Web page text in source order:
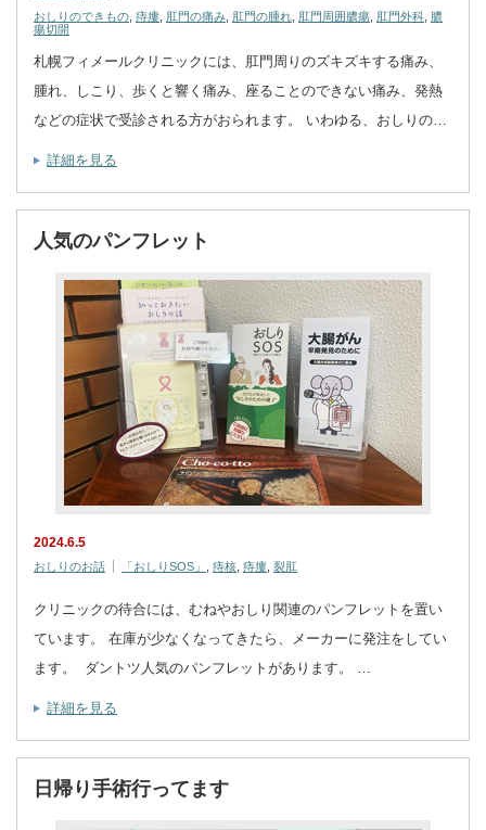
おしりのできもの 痔瘻 肛門の痛み 肛門の腫れ 肛門周囲膿瘍 肛門外科 膿
瘍切開
札幌フィメールクリニックには、肛門周りのズキズキする痛み、
腫れ、しこり、歩くと響く痛み、座ることのできない痛み、発熱
などの症状で受診される方がおられます。 いわゆる、おしりの…
詳細を見る
人気のパンフレット
2024.6.5
おしりのお話 「おしりSOS」 痔核 痔瘻 裂肛
クリニックの待合には、むねやおしり関連のパンフレットを置い
ています。 在庫が少なくなってきたら、メーカーに発注をしてい
ます。 ダントツ人気のパンフレットがあります。 …
詳細を見る
日帰り手術行ってます